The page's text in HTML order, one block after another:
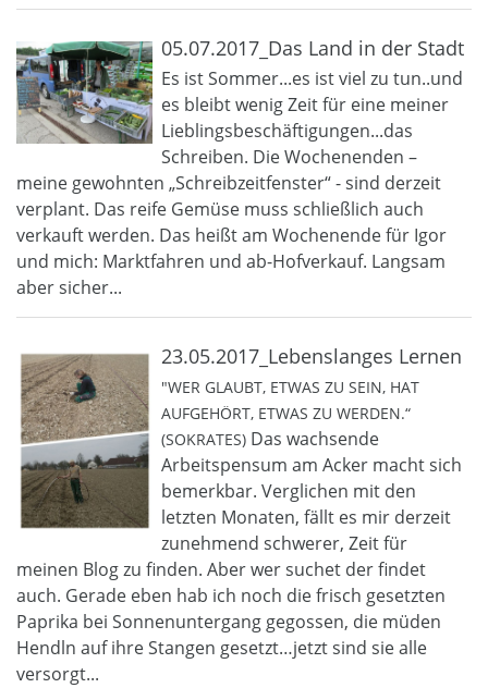
05.07.2017_Das Land in der Stadt
Es ist Sommer...es ist viel zu tun..und
es bleibt wenig Zeit für eine meiner
Lieblingsbeschäftigungen...das
Schreiben. Die Wochenenden –
meine gewohnten „Schreibzeitfenster“ - sind derzeit
verplant. Das reife Gemüse muss schließlich auch
verkauft werden. Das heißt am Wochenende für Igor
und mich: Marktfahren und ab-Hofverkauf. Langsam
aber sicher...
23.05.2017_Lebenslanges Lernen
"WER GLAUBT, ETWAS ZU SEIN, HAT
AUFGEHÖRT, ETWAS ZU WERDEN.“
(SOKRATES) Das wachsende
Arbeitspensum am Acker macht sich
bemerkbar. Verglichen mit den
letzten Monaten, fällt es mir derzeit
zunehmend schwerer, Zeit für
meinen Blog zu finden. Aber wer suchet der findet
auch. Gerade eben hab ich noch die frisch gesetzten
Paprika bei Sonnenuntergang gegossen, die müden
Hendln auf ihre Stangen gesetzt…jetzt sind sie alle
versorgt...